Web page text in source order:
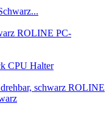
ROLINE PC-
CPU Halter
ROLINE